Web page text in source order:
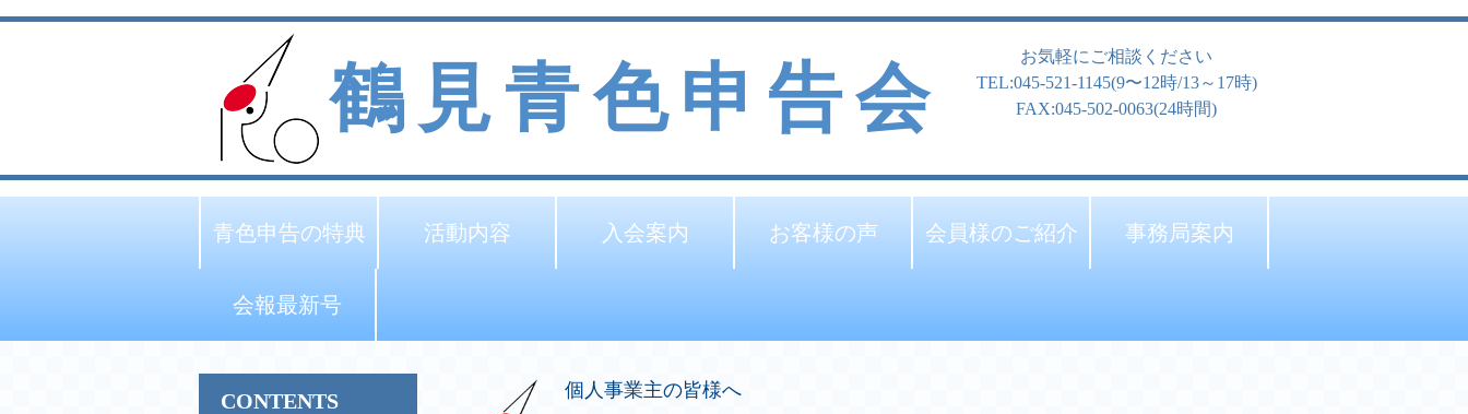
鶴見青色申告会
お気軽にご相談ください
TEL:045-521-1145(9〜12時/13～17時)
FAX:045-502-0063(24時間)
青色申告の特典 活動内容 入会案内 お客様の声 会員様のご紹介 事務局案内
会報最新号
個人事業主の皆様へ
CONTENTS